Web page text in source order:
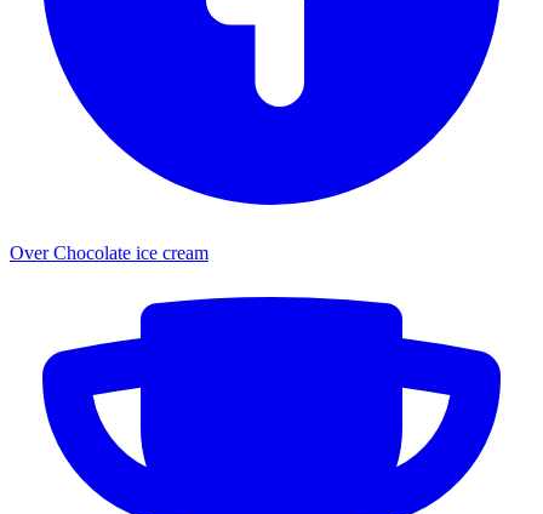
Over Chocolate ice cream